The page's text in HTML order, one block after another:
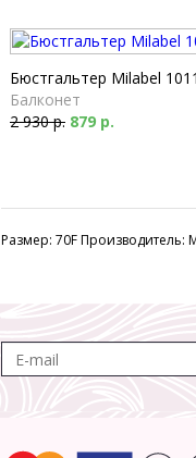
Бюстгальтер Milabel
Балконет
2 930 р. 879 р.
Размер: 70F Производитель: